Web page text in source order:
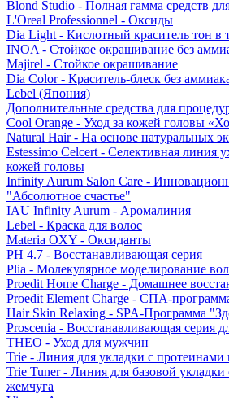
Blond Studio - Полная гамма средств
L'Oreal Professionnel - Оксиды
Dia Light - Кислотный краситель тон в
INOA - Стойкое окрашивание без
Majirel - Стойкое окрашивание
Dia Color - Краситель-блеск без
Lebel (Япония)
Дополнительные средства для
Cool Orange - Уход за кожей головы
Natural Hair - На основе натуральных
Estessimo Celcert - Селективная линия
кожей головы
Infinity Aurum Salon Care -
"Абсолютное счастье"
IAU Infinity Aurum - Аромалиния
Lebel - Краска для волос
Materia OXY - Оксиданты
PH 4.7 - Восстанавливающая серия
Plia - Молекулярное моделирование
Proedit Home Charge - Домашнее
Proedit Element Charge - СПА-
Hair Skin Relaxing - SPA-Программа
Proscenia - Восстанавливающая серия
THEO - Уход для мужчин
Trie - Линия для укладки с
Trie Tuner - Линия для базовой
жемчуга